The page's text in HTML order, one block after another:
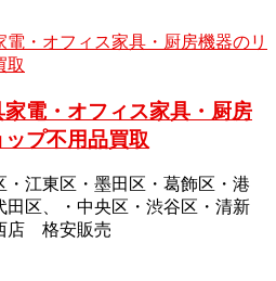
電・オフィス家具・厨房
プ不用品買取
江東区・墨田区・葛飾区・港
田区、・中央区・渋谷区・清新
店 格安販売